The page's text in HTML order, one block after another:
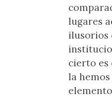
lugares
ilusorios
cierto es
la